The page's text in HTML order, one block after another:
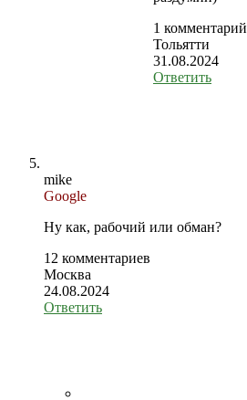
1 комментарий
Тольятти
31.08.2024
Ответить
mike
Google
Ну как, рабочий или обман?
12 комментариев
Москва
24.08.2024
Ответить